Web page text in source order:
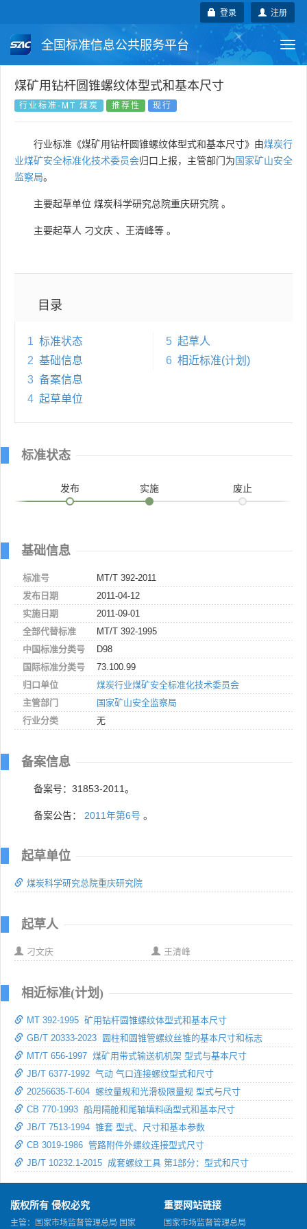
注册
登录
全国标准信息公共服务平台
国家标准 行业标准
国外标准 技术委员会
煤矿用钻杆圆锥螺纹体型式和基本尺寸
行业标准-MT 煤炭 推荐性 现行
行业标准《煤矿用钻杆圆锥螺纹体型式和基本尺寸》由煤炭行
业煤矿安全标准化技术委员会归口上报，主管部门为国家矿山安全
监察局。
主要起草单位 煤炭科学研究总院重庆研究院 。
主要起草人 刁文庆 、 王清峰等 。
目录
1 标准状态
2 基础信息
3 备案信息
4 起草单位
5 起草人
6 相近标准(计划)
标准状态
发布 实施 废止
基础信息
标准号
MT/T 392-2011
发布日期
2011-04-12
实施日期
2011-09-01
全部代替标准
MT/T 392-1995
中国标准分类号
D98
国际标准分类号
73.100.99
归口单位
煤炭行业煤矿安全标准化技术委员会
主管部门
国家矿山安全监察局
行业分类
无
备案信息
备案号：31853-2011。
备案公告： 2011年第6号 。
起草单位
煤炭科学研究总院重庆研究院
起草人
刁文庆 王清峰
相近标准(计划)
MT 392-1995 矿用钻杆圆锥螺纹体型式和基本尺寸
GB/T 20333-2023 圆柱和圆锥管螺纹丝锥的基本尺寸和标志
MT/T 656-1997 煤矿用带式输送机机架 型式与基本尺寸
JB/T 6377-1992 气动 气口连接螺纹型式和尺寸
20256635-T-604 螺纹量规和光滑极限量规 型式与尺寸
CB 770-1993 船用隔舱和尾轴填料函型式和基本尺寸
JB/T 7513-1994 锥套 型式、尺寸和基本参数
CB 3019-1986 管路附件外螺纹连接型式尺寸
JB/T 10232.1-2015 成套螺纹工具 第1部分：型式和尺寸
版权所有 侵权必究
主管：国家市场监督管理总局 国家
重要网站链接
国家市场监督管理总局